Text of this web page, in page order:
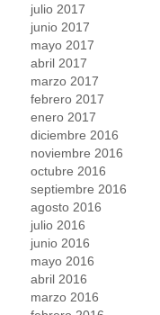
julio 2017
junio 2017
mayo 2017
abril 2017
marzo 2017
febrero 2017
enero 2017
diciembre 2016
noviembre 2016
octubre 2016
septiembre 2016
agosto 2016
julio 2016
junio 2016
mayo 2016
abril 2016
marzo 2016